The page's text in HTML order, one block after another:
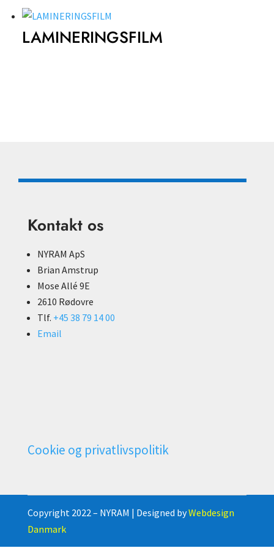
LAMINERINGSFILM
Kontakt os
NYRAM ApS
Brian Amstrup
Mose Allé 9E
2610 Rødovre
Tlf. +45 38 79 14 00
Email
Cookie og privatlivspolitik
Copyright 2022 – NYRAM | Designed byWebdesign
Danmark